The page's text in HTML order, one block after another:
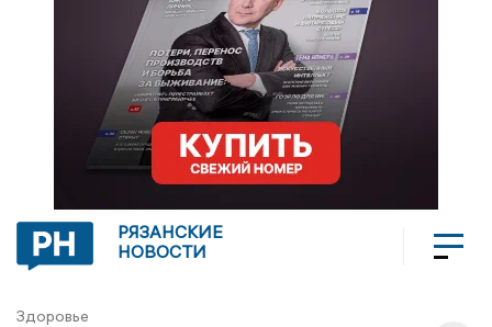
РЯЗАНСКИЕ
НОВОСТИ
Здоровье